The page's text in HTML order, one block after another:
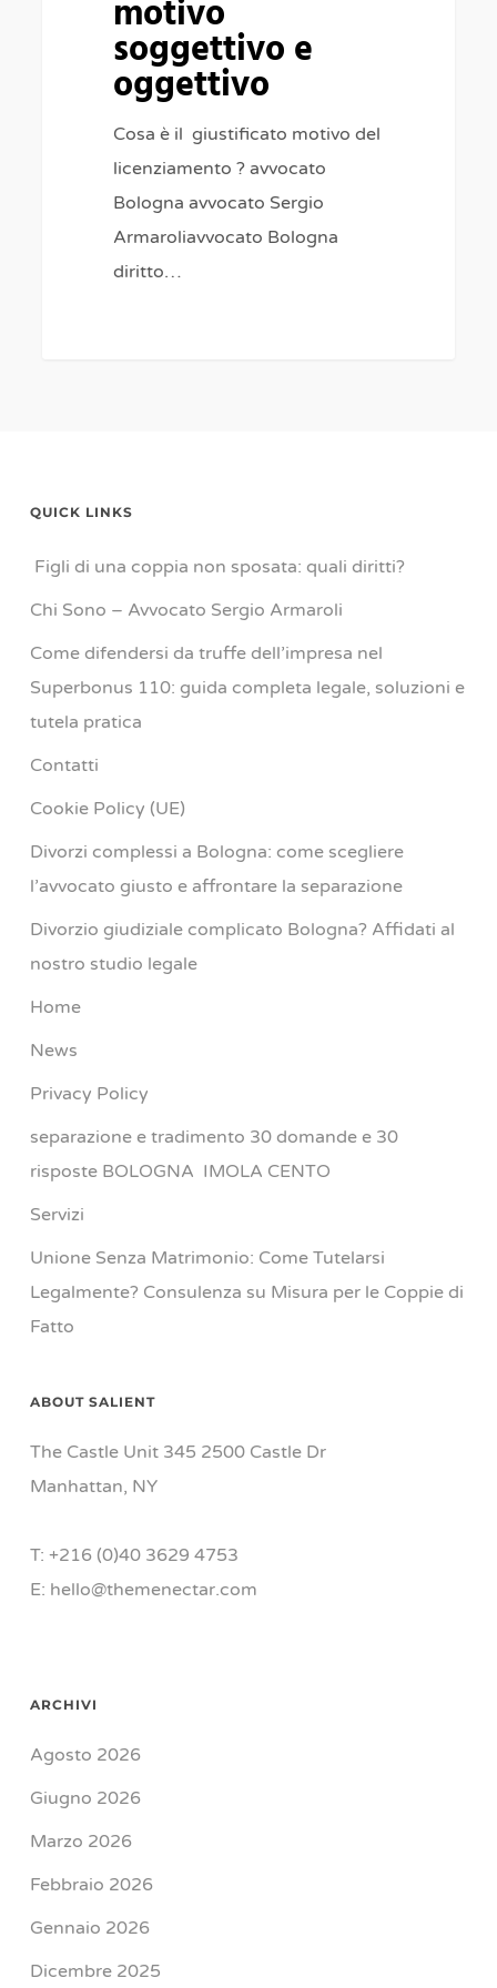
motivo
soggettivo e
oggettivo
Cosa è il giustificato motivo del
licenziamento ? avvocato
Bologna avvocato Sergio
Armaroliavvocato Bologna
diritto…
QUICK LINKS
Figli di una coppia non sposata: quali diritti?
Chi Sono – Avvocato Sergio Armaroli
Come difendersi da truffe dell’impresa nel
Superbonus 110: guida completa legale, soluzioni e
tutela pratica
Contatti
Cookie Policy (UE)
Divorzi complessi a Bologna: come scegliere
l’avvocato giusto e affrontare la separazione
Divorzio giudiziale complicato Bologna? Affidati al
nostro studio legale
Home
News
Privacy Policy
separazione e tradimento 30 domande e 30
risposte BOLOGNA IMOLA CENTO
Servizi
Unione Senza Matrimonio: Come Tutelarsi
Legalmente? Consulenza su Misura per le Coppie di
Fatto
ABOUT SALIENT
The Castle Unit 345 2500 Castle Dr
Manhattan, NY
T: +216 (0)40 3629 4753
E: hello@themenectar.com
ARCHIVI
Agosto 2026
Giugno 2026
Marzo 2026
Febbraio 2026
Gennaio 2026
Dicembre 2025